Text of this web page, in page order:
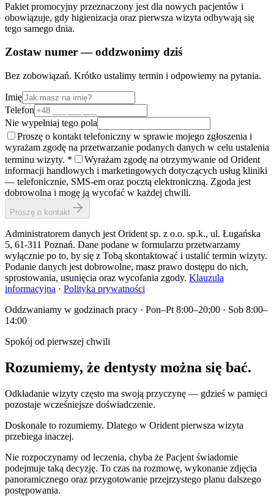
Pakiet promocyjny przeznaczony jest dla nowych pacjentów i
obowiązuje, gdy higienizacja oraz pierwsza wizyta odbywają się
tego samego dnia.
Zostaw numer — oddzwonimy dziś
Bez zobowiązań. Krótko ustalimy termin i odpowiemy na pytania.
Imię
Telefon
Nie wypełniaj tego pola
Proszę o kontakt telefoniczny w sprawie mojego zgłoszenia i
wyrażam zgodę na przetwarzanie podanych danych w celu ustalenia
terminu wizyty. *
Wyrażam zgodę na otrzymywanie od Orident
informacji handlowych i marketingowych dotyczących usług kliniki
— telefonicznie, SMS-em oraz pocztą elektroniczną. Zgoda jest
dobrowolna i mogę ją wycofać w każdej chwili.
Proszę o kontakt
Administratorem danych jest Orident sp. z o.o. sp.k., ul. Ługańska
5, 61-311 Poznań. Dane podane w formularzu przetwarzamy
wyłącznie po to, by się z Tobą skontaktować i ustalić termin wizyty.
Podanie danych jest dobrowolne, masz prawo dostępu do nich,
sprostowania, usunięcia oraz wycofania zgody. Klauzula
informacyjna · Polityka prywatności
Oddzwaniamy w godzinach pracy · Pon–Pt 8:00–20:00 · Sob 8:00–
14:00
Spokój od pierwszej chwili
Rozumiemy, że dentysty można się bać.
Odkładanie wizyty często ma swoją przyczynę — gdzieś w pamięci
pozostaje wcześniejsze doświadczenie.
Doskonale to rozumiemy. Dlatego w Orident pierwsza wizyta
przebiega inaczej.
Nie rozpoczynamy od leczenia, chyba że Pacjent świadomie
podejmuje taką decyzję. To czas na rozmowę, wykonanie zdjęcia
panoramicznego oraz przygotowanie przejrzystego planu dalszego
postępowania.